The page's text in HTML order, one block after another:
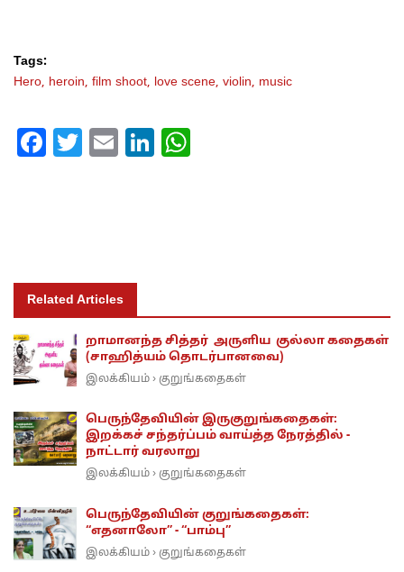
Tags:
Hero, heroin, film shoot, love scene, violin, music
Facebook
Twitter
EmailLinkedIn
Related Articles
றாமானந்த சித்தர் அருளிய குல்லா கதைகள்
(சாஹித்யம் தொடர்பானவை)
இலக்கியம் › குறுங்கதைகள்
பெருந்தேவியின் இருகுறுங்கதைகள்:
இறக்கச் சந்தர்ப்பம் வாய்த்த நேரத்தில் -
நாட்டார் வரலாறு
இலக்கியம் › குறுங்கதைகள்
பெருந்தேவியின் குறுங்கதைகள்:
“எதனாலோ” - “பாம்பு”
இலக்கியம் › குறுங்கதைகள்